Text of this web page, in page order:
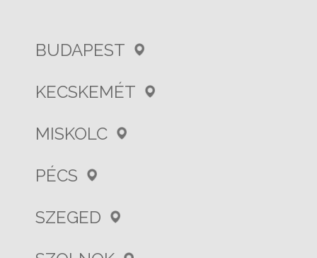
BUDAPEST
KECSKEMÉT
MISKOLC
PÉCS
SZEGED